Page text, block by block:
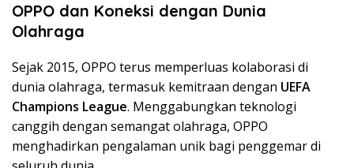
OPPO dan Koneksi dengan Dunia
Olahraga
Sejak 2015, OPPO terus memperluas kolaborasi di
dunia olahraga, termasuk kemitraan dengan UEFA
Champions League. Menggabungkan teknologi
canggih dengan semangat olahraga, OPPO
menghadirkan pengalaman unik bagi penggemar di